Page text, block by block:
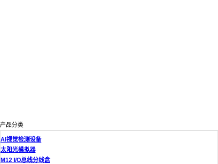
产品分类
AI视觉检测设备
太阳光模拟器
M12 I/O总线分线盒